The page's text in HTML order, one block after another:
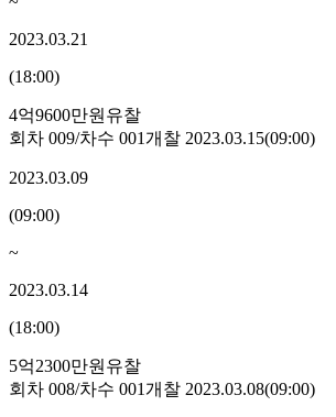
2023.03.21
(18:00)
4억9600만원 유찰
회차 009/차수 001개찰 2023.03.15(09:00)
2023.03.09
(09:00)
~
2023.03.14
(18:00)
5억2300만원 유찰
회차 008/차수 001개찰 2023.03.08(09:00)